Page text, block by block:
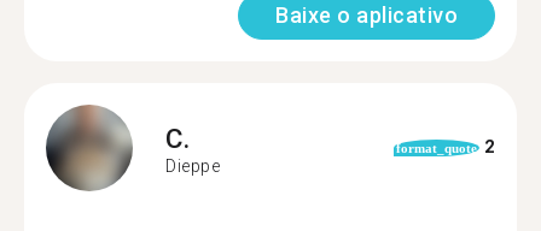
Baixe o aplicativo
C.
Dieppe
format_quote 2